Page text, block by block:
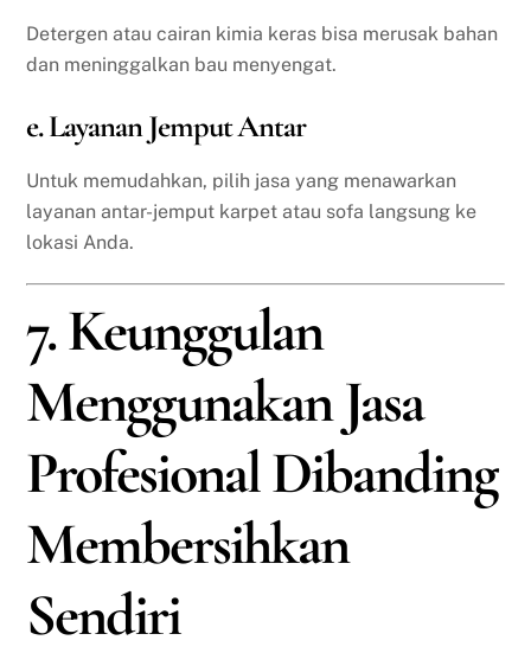
Detergen atau cairan kimia keras bisa merusak bahan
dan meninggalkan bau menyengat.
e. Layanan Jemput Antar
Untuk memudahkan, pilih jasa yang menawarkan
layanan antar-jemput karpet atau sofa langsung ke
lokasi Anda.
7. Keunggulan
Menggunakan Jasa
Profesional Dibanding
Membersihkan
Sendiri